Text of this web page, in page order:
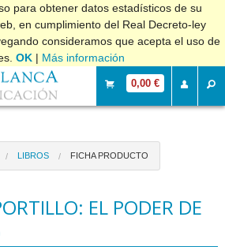
para obtener datos estadísticos de su
en cumplimiento del Real Decreto-ley
consideramos que acepta el uso de
OK | Más información
0,00 €
LIBROS FICHA PRODUCTO
EL PODER DE